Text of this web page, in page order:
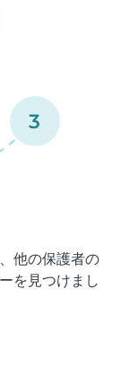
3
他の保護者の
を見つけまし